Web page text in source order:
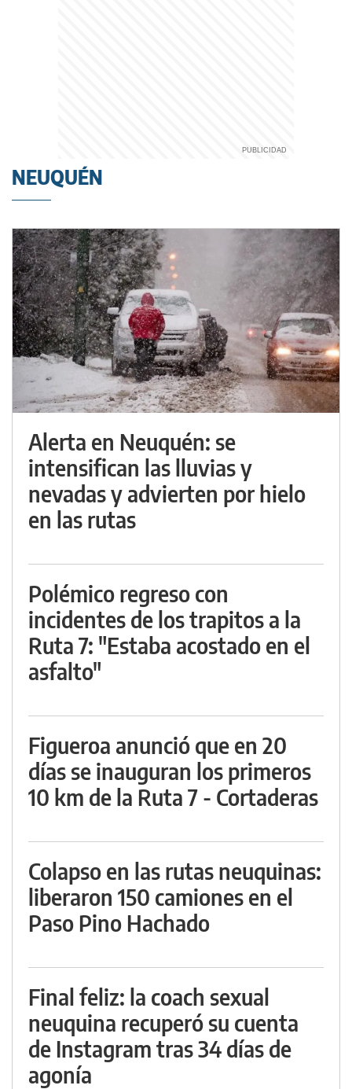
NEUQUÉN
Alerta en Neuquén: se
intensifican las lluvias y
nevadas y advierten por hielo
en las rutas
Polémico regreso con
incidentes de los trapitos a la
Ruta 7: "Estaba acostado en el
asfalto"
Figueroa anunció que en 20
días se inauguran los primeros
10 km de la Ruta 7 - Cortaderas
Colapso en las rutas neuquinas:
liberaron 150 camiones en el
Paso Pino Hachado
Final feliz: la coach sexual
neuquina recuperó su cuenta
de Instagram tras 34 días de
agonía